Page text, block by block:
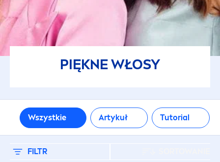
PIĘKNE WŁOSY
Wszystkie Artykuł Tutorial
FILTR
RODZAJ WŁOSÓW
Łupież
Włosy blond
Włosy farbowane
Włosy kręcone